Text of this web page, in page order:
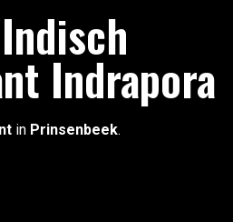
Indrapora
in Prinsenbeek.